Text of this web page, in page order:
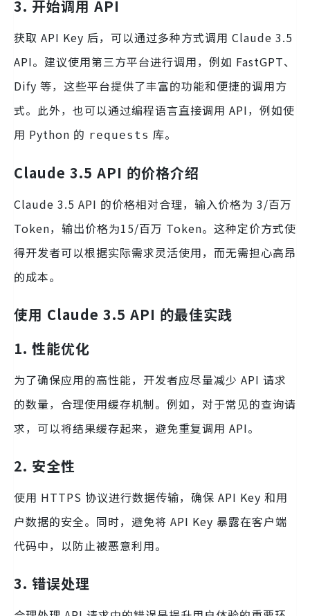
3. 开始调用 API
获取 API Key 后，可以通过多种方式调用 Claude 3.5
API。建议使用第三方平台进行调用，例如 FastGPT、
Dify 等，这些平台提供了丰富的功能和便捷的调用方
式。此外，也可以通过编程语言直接调用 API，例如使
用 Python 的 requests 库。
Claude 3.5 API 的价格介绍
Claude 3.5 API 的价格相对合理，输入价格为 3/百万
Token，输出价格为15/百万 Token。这种定价方式使
得开发者可以根据实际需求灵活使用，而无需担心高昂
的成本。
使用 Claude 3.5 API 的最佳实践
1. 性能优化
为了确保应用的高性能，开发者应尽量减少 API 请求
的数量，合理使用缓存机制。例如，对于常见的查询请
求，可以将结果缓存起来，避免重复调用 API。
2. 安全性
使用 HTTPS 协议进行数据传输，确保 API Key 和用
户数据的安全。同时，避免将 API Key 暴露在客户端
代码中，以防止被恶意利用。
3. 错误处理